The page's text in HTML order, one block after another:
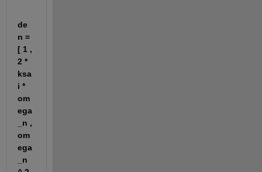
de
n =
[ 1 ,
2 *
ksa
i *
om
ega
_n ,
om
ega
_n